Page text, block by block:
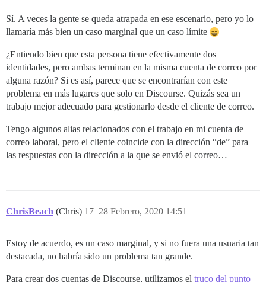
Sí. A veces la gente se queda atrapada en ese escenario, pero yo lo
llamaría más bien un caso marginal que un caso límite
¿Entiendo bien que esta persona tiene efectivamente dos
identidades, pero ambas terminan en la misma cuenta de correo por
alguna razón? Si es así, parece que se encontrarían con este
problema en más lugares que solo en Discourse. Quizás sea un
trabajo mejor adecuado para gestionarlo desde el cliente de correo.
Tengo algunos alias relacionados con el trabajo en mi cuenta de
correo laboral, pero el cliente coincide con la dirección “de” para
las respuestas con la dirección a la que se envió el correo…
ChrisBeach (Chris) 28 Febrero, 2020 14:51
17
Estoy de acuerdo, es un caso marginal, y si no fuera una usuaria tan
destacada, no habría sido un problema tan grande.
Para crear dos cuentas de Discourse, utilizamos el truco del punto